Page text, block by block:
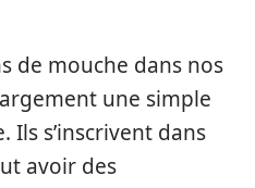
de mouche dans nos
une simple
Ils s’inscrivent dans
avoir des